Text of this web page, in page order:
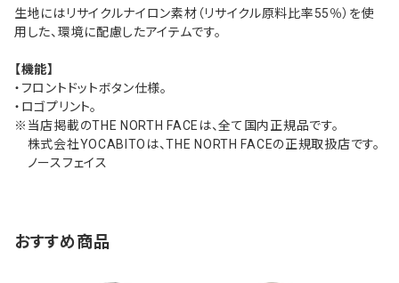
生地にはリサイクルナイロン素材（リサイクル原料比率55％）を使
用した、環境に配慮したアイテムです。
【機能】
・フロントドットボタン仕様。
・ロゴプリント。
※当店掲載のTHE NORTH FACEは、全て国内正規品です。
株式会社YOCABITOは、THE NORTH FACEの正規取扱店です。
ノースフェイス
おすすめ商品